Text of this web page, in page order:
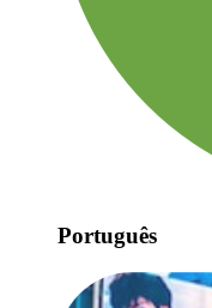
Português